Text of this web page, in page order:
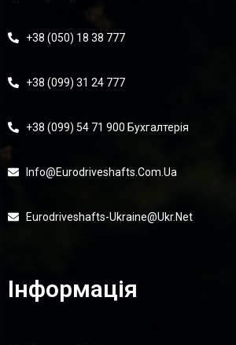
+38 (050) 18 38 777
+38 (099) 31 24 777
+38 (099) 54 71 900 Бухгалтерія
Info@eurodriveshafts.com.ua
Eurodriveshafts-Ukraine@ukr.net
Інформація